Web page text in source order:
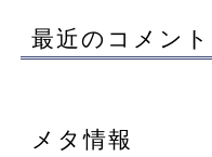
最近のコメント
メタ情報